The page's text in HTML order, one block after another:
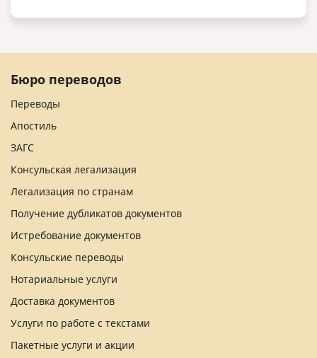
Бюро переводов
Переводы
Апостиль
ЗАГС
Консульская легализация
Легализация по странам
Получение дубликатов документов
Истребование документов
Консульские переводы
Нотариальные услуги
Доставка документов
Услуги по работе с текстами
Пакетные услуги и акции